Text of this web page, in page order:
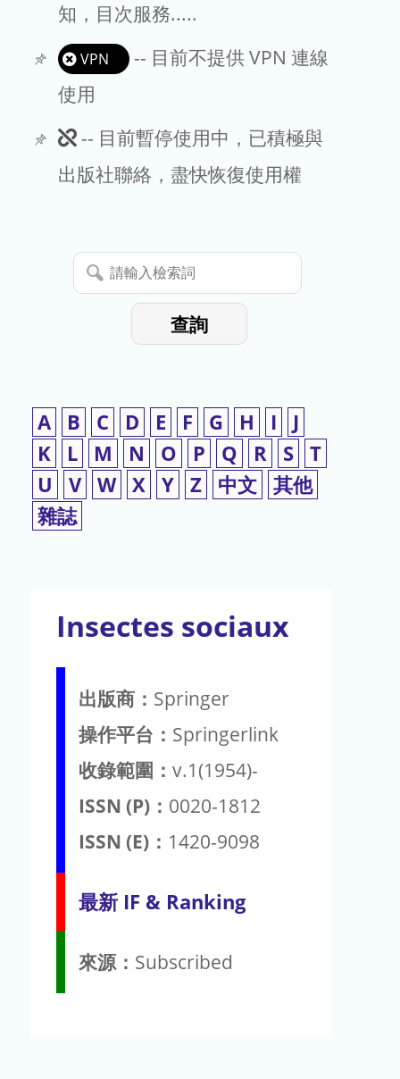
EndNote
知，目次服務.....
VPN
-- 目前不提供 VPN 連線
使用
此
期
暫
停
-- 目前暫停使用中，已積極與
出版社聯絡，盡快恢復使用權
請
輸
查詢
A B C D E F G H I
J
K
L M N O P Q R S T
U
V W X Y Z 中文 其他
雜誌
Insectes sociaux
出版商： Springer
操作平台： Springerlink
收錄範圍： v.1(1954)-
ISSN (P)： 0020-1812
ISSN (E)： 1420-9098
最新 IF & Ranking
來源： Subscribed